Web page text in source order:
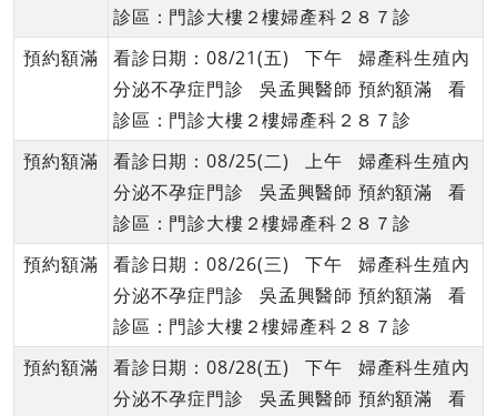
診區：門診大樓２樓婦產科２８７診
預約額滿
看診日期：08/21(五) 下午 婦產科生殖內
分泌不孕症門診 吳孟興醫師 預約額滿 看
診區：門診大樓２樓婦產科２８７診
預約額滿
看診日期：08/25(二) 上午 婦產科生殖內
分泌不孕症門診 吳孟興醫師 預約額滿 看
診區：門診大樓２樓婦產科２８７診
預約額滿
看診日期：08/26(三) 下午 婦產科生殖內
分泌不孕症門診 吳孟興醫師 預約額滿 看
診區：門診大樓２樓婦產科２８７診
預約額滿
看診日期：08/28(五) 下午 婦產科生殖內
分泌不孕症門診 吳孟興醫師 預約額滿 看